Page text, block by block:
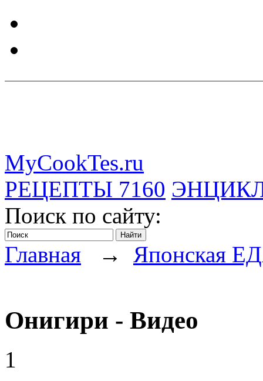
MyCookTes.ru
РЕЦЕПТЫ 7160
Поиск по сайту:
Главная → Японская
Онигири - Видео
1